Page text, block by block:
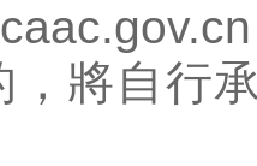
，將自行